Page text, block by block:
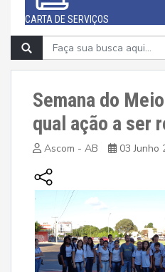
CARTA DE SERVIÇOS
Semana do
qual ação a ser
Ascom - AB 03 Junho